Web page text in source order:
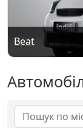
Beat